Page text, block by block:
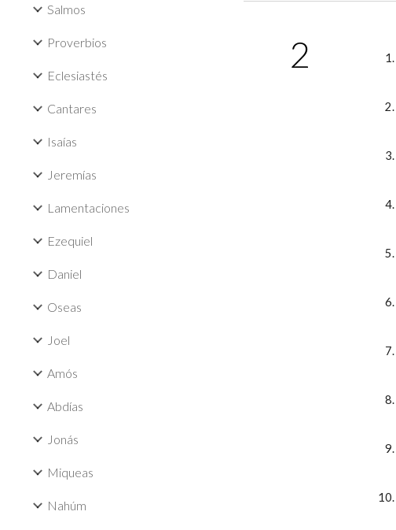
Salmos
Proverbios
Eclesiastés
Cantares
Isaías
Jeremías
Lamentaciones
Ezequiel
Daniel
Oseas
Joel
Amós
Abdías
Jonás
Miqueas
Nahúm
2